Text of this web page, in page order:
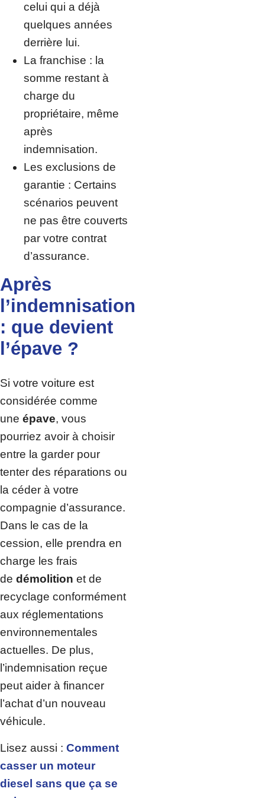
celui qui a déjà
quelques années
derrière lui.
La franchise : la
somme restant à
charge du
propriétaire, même
après
indemnisation.
Les exclusions de
garantie : Certains
scénarios peuvent
ne pas être couverts
par votre contrat
d’assurance.
Après
l’indemnisation
: que devient
l’épave ?
Si votre voiture est
considérée comme
une épave, vous
pourriez avoir à choisir
entre la garder pour
tenter des réparations ou
la céder à votre
compagnie d’assurance.
Dans le cas de la
cession, elle prendra en
charge les frais
de démolition et de
recyclage conformément
aux réglementations
environnementales
actuelles. De plus,
l’indemnisation reçue
peut aider à financer
l’achat d’un nouveau
véhicule.
Lisez aussi : Comment
casser un moteur
diesel sans que ça se